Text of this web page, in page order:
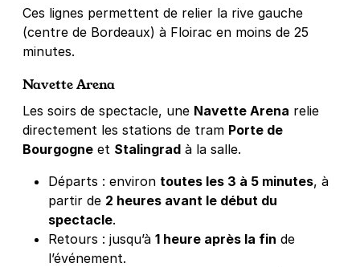
Ces lignes permettent de relier la rive gauche
(centre de Bordeaux) à Floirac en moins de 25
minutes.
Navette Arena
Les soirs de spectacle, une Navette Arena relie
directement les stations de tram Porte de
Bourgogne et Stalingrad à la salle.
Départs : environ toutes les 3 à 5 minutes, à
partir de 2 heures avant le début du
spectacle.
Retours : jusqu’à 1 heure après la fin de
l’événement.